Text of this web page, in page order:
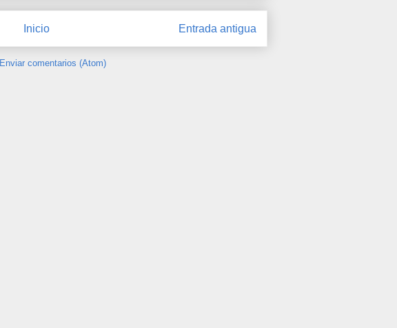
Entrada antigua
Inicio
Enviar comentarios (Atom)